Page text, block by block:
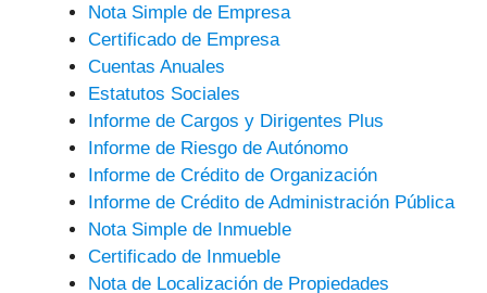
Nota Simple de Empresa
Certificado de Empresa
Cuentas Anuales
Estatutos Sociales
Informe de Cargos y Dirigentes Plus
Informe de Riesgo de Autónomo
Informe de Crédito de Organización
Informe de Crédito de Administración Pública
Nota Simple de Inmueble
Certificado de Inmueble
Nota de Localización de Propiedades